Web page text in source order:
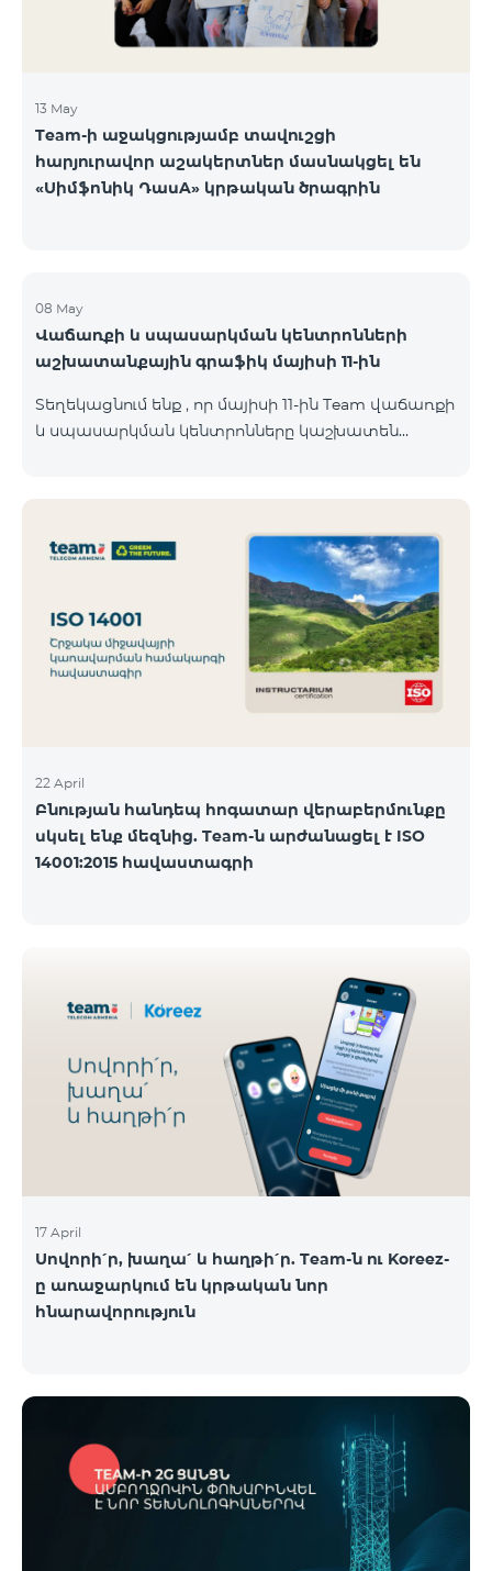
13 May
Team-ի աջակցությամբ տավուշցի
հարյուրավոր աշակերտներ մասնակցել են
«Սիմֆոնիկ ԴասA» կրթական ծրագրին
08 May
Վաճառքի և սպասարկման կենտրոնների
աշխատանքային գրաֆիկ մայիսի 11-ին
Տեղեկացնում ենք , որ մայիսի 11-ին Team վաճառքի
և սպասարկման կենտրոնները կաշխատեն
Բնականուն գրաֆիկը Մայիսի 11-ի փոփոխված
գրաֆիկը Երևան Կիլիկիա 09:00-18:00 09:00-17:00
Երևան Անդրանիկ 09:00-18:00 09:00-17:00 Երևան
ՀԱԹ 09:00-20:00 09:00-17:00 Երևան Ազատություն
09:00-19:00 09:00-17:00 Երևան Կոմիտաս 1 09:00-
19:00 09:00-17:00 Երևան Դավիթաշեն 09:00-20:00
22 April
Բնության հանդեպ հոգատար վերաբերմունքը
սկսել ենք մեզնից. Team-ն արժանացել է ISO
14001:2015 հավաստագրի
17 April
Սովորի՛ր, խաղա՛ և հաղթի՛ր. Team-ն ու Koreez-
ը առաջարկում են կրթական նոր
հնարավորություն